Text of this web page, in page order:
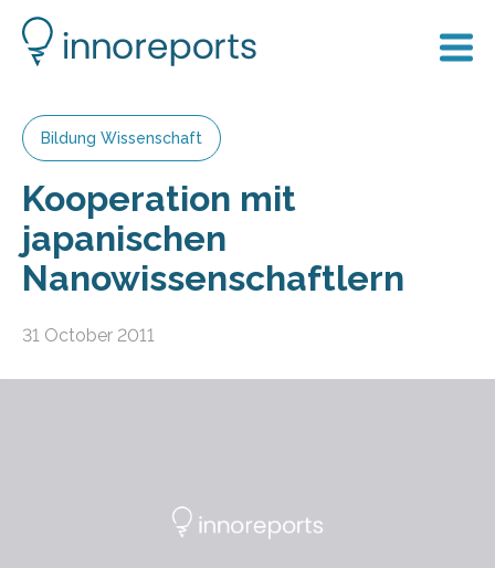
Bildung Wissenschaft
Kooperation mit
japanischen
Nanowissenschaftlern
31 October 2011